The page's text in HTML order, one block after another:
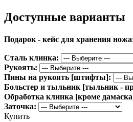
Доступные варианты
Подарок - кейс для хранения
Сталь клинка:
Рукоять:
Пины на рукоять [штифты]:
Больстер и тыльник [тыльник -
Обработка клинка [кроме
Заточка:
Купить